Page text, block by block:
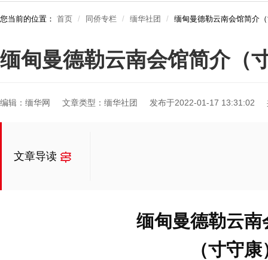
您当前的位置： 首页 同侨专栏 缅华社团 缅甸曼德勒云南会馆简介
缅甸曼德勒云南会馆简介（
编辑：缅华网 文章类型：缅华社团 发布于2022-01-17 13:31:02
文章导读
缅甸曼德勒云南
（寸守康